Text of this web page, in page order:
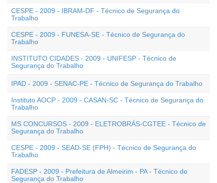
CESPE - 2009 - IBRAM-DF - Técnico de Segurança do
Trabalho
CESPE - 2009 - FUNESA-SE - Técnico de Segurança do
Trabalho
INSTITUTO CIDADES - 2009 - UNIFESP - Técnico de
Segurança do Trabalho
IPAD - 2009 - SENAC-PE - Técnico de Segurança do Trabalho
Instituto AOCP - 2009 - CASAN-SC - Técnico de Segurança do
Trabalho
MS CONCURSOS - 2009 - ELETROBRÁS-CGTEE - Técnico de
Segurança do Trabalho
CESPE - 2009 - SEAD-SE (FPH) - Técnico de Segurança do
Trabalho
FADESP - 2009 - Prefeitura de Almeirim - PA - Técnico de
Segurança do Trabalho